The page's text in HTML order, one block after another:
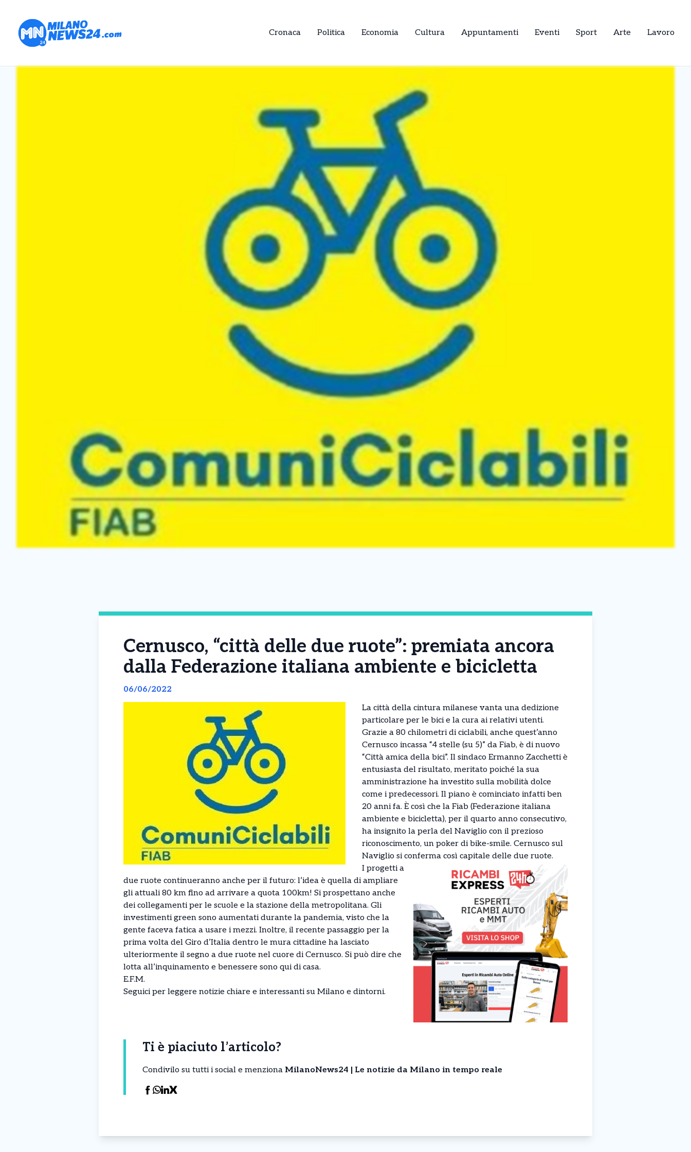
Cronaca Politica Economia Cultura Appuntamenti Eventi Sport Arte Lavoro
Cernusco, “città delle due ruote”: premiata ancora
dalla Federazione italiana ambiente e bicicletta
06/06/2022
La città della cintura milanese vanta una dedizione
particolare per le bici e la cura ai relativi utenti.
Grazie a 80 chilometri di ciclabili, anche quest’anno
Cernusco incassa “4 stelle (su 5)” da Fiab, è di nuovo
“Città amica della bici”. Il sindaco Ermanno Zacchetti è
entusiasta del risultato, meritato poiché la sua
amministrazione ha investito sulla mobilità dolce
come i predecessori. Il piano è cominciato infatti ben
20 anni fa. È così che la Fiab (Federazione italiana
ambiente e bicicletta), per il quarto anno consecutivo,
ha insignito la perla del Naviglio con il prezioso
riconoscimento, un poker di bike-smile. Cernusco sul
Naviglio si conferma così capitale delle due ruote.
I progetti a
due ruote continueranno anche per il futuro: l’idea è quella di ampliare
gli attuali 80 km fino ad arrivare a quota 100km! Si prospettano anche
dei collegamenti per le scuole e la stazione della metropolitana. Gli
investimenti green sono aumentati durante la pandemia, visto che la
gente faceva fatica a usare i mezzi. Inoltre, il recente passaggio per la
prima volta del Giro d’Italia dentro le mura cittadine ha lasciato
ulteriormente il segno a due ruote nel cuore di Cernusco. Si può dire che
lotta all’inquinamento e benessere sono qui di casa.
E.F.M.
Seguici per leggere notizie chiare e interessanti su Milano e dintorni.
Ti è piaciuto l’articolo?
Condivilo su tutti i social e menziona MilanoNews24 | Le notizie da Milano in tempo reale